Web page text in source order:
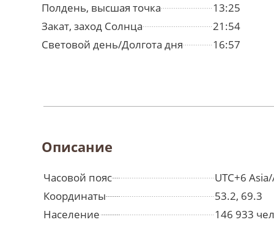
Полдень, высшая точка
13:25
Закат, заход Солнца
21:54
Световой день/Долгота дня
16:57
Описание
Часовой пояс
UTC+6
Координаты
53.2, 69.3
Население
146 933